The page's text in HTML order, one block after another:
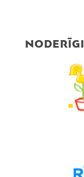
NODERĪGI